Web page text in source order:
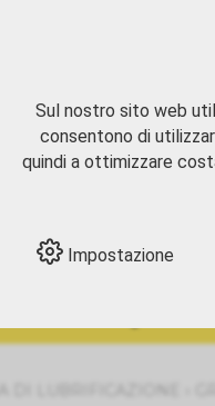
Sul nostro sito web
consentono di
quindi a ottimizzare
Impostazione